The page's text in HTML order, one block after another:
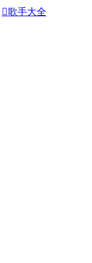
歌手大全